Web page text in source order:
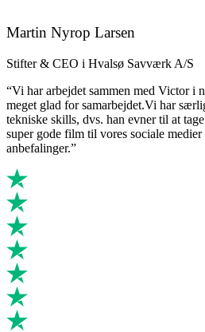
Martin Nyrop Larsen
Stifter & CEO i Hvalsø Savværk A/S
“Vi har arbejdet sammen med Victor i
meget glad for samarbejdet.Vi har
tekniske skills, dvs. han evner til at
super gode film til vores sociale
anbefalinger.”